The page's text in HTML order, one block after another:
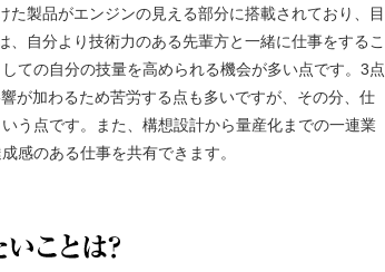
製品がエンジンの見える部分に搭載されており、目
自分より技術力のある先輩方と一緒に仕事をするこ
ての自分の技量を高められる機会が多い点です。3点
が加わるため苦労する点も多いですが、その分、仕
う点です。また、構想設計から量産化までの一連業
感のある仕事を共有できます。